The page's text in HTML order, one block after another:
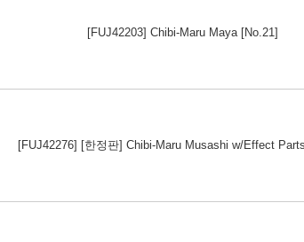
[FUJ42203] Chibi-Maru Maya [No.21]
[FUJ42276] [한정판] Chibi-Maru Musashi w/Effect